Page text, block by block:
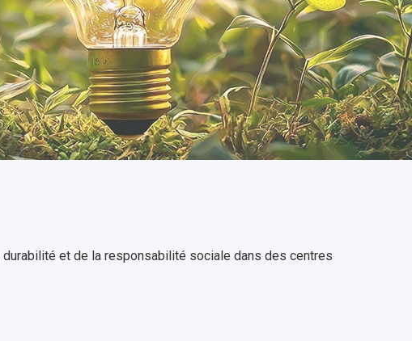
et de la responsabilité sociale dans des centres